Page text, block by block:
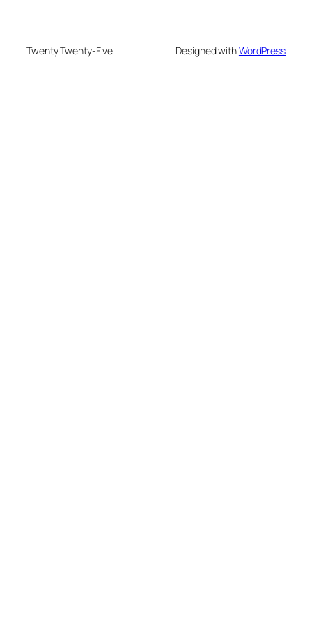
Twenty Twenty-Five Designed withWordPress